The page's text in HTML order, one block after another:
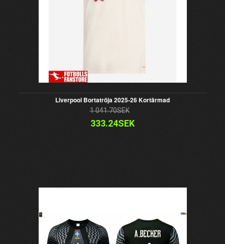
Liverpool Bortatröja 2025-26 Kortärmad
1 041.70SEK
333.24SEK